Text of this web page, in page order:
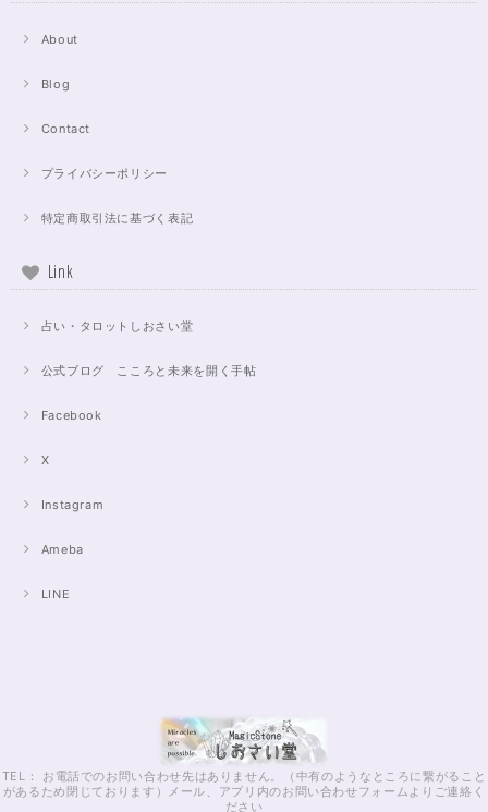
About
Blog
Contact
プライバシーポリシー
特定商取引法に基づく表記
Link
占い・タロットしおさい堂
公式ブログ こころと未来を開く手帖
Facebook
X
Instagram
Ameba
LINE
TEL： お電話でのお問い合わせ先はありません。（中有のようなところに繋がること
があるため閉じております）メール、アプリ内のお問い合わせフォームよりご連絡く
ださい